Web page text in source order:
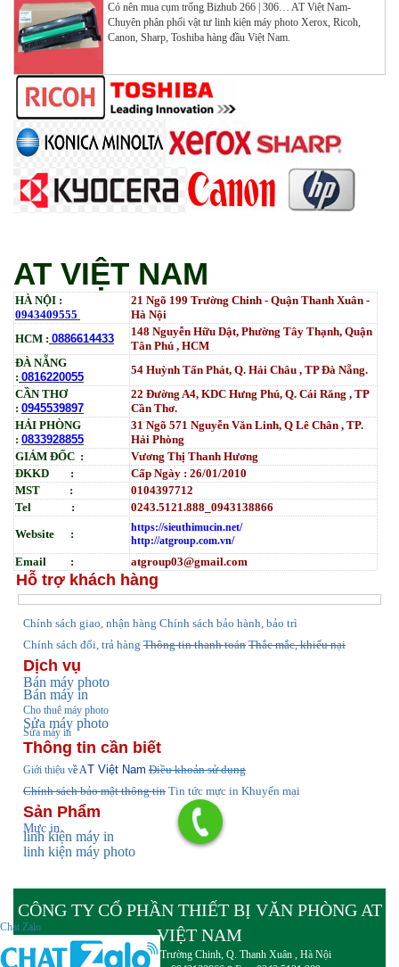
Máy in Đa chức năng G&G GM3310DW in , scan ,
Copy , Wifi , Lan
Tham Khảo
Mực ống Ricoh MP 3554 _MP 2554 | 2555 | 3054 |
3554 | 3055 | 3555 | 4054 | 5054 | 6054 | 4055 | 5055 |
6055 | IM 2500 | IM 3000 | IM 3500 | IM 4000 | IM
5000 | IM 6000_ MP3554_700G_BIASDO
Mực in HP LaserJet Enterprise M610dn | M611dn |
Có nên mua cụm trống Bizhub 266 | 306… AT Việt Nam-
Chuyên phân phối vật tư linh kiện máy photo Xerox, Ricoh,
Canon, Sharp, Toshiba hàng đầu Việt Nam.
AT VIỆT NAM
HÀ NỘI :
0943409555
21 Ngõ 199 Trường Chinh - Quận Thanh Xuân -
Hà Nội
HCM : 0886614433
148 Nguyễn Hữu Dật, Phường Tây Thạnh, Quận
Tân Phú , HCM
ĐÀ NẴNG
: 0816220055
54 Huỳnh Tấn Phát, Q. Hải Châu , TP Đà Nẵng.
CẦN THƠ
: 0945539897
22 Đường A4, KDC Hưng Phú, Q. Cái Răng , TP
Cần Thơ.
HẢI PHÒNG
: 0833928855
31 Ngõ 571 Nguyễn Văn Linh, Q Lê Chân , TP.
Hải Phòng
GIÁM ĐỐC :
Vương Thị Thanh Hương
ĐKKD :
Cấp Ngày : 26/01/2010
MST :
0104397712
Tel :
0243.5121.888_0943138866
Website :
https://sieuthimucin.net/
http://atgroup.com.vn/
Email : atgroup03@gmail.com
Hỗ trợ khách hàng
Chính sách giao, nhận hàng Chính sách bảo hành, bảo trì
Chính sách đổi, trả hàng Thông tin thanh toán Thắc mắc, khiếu nại
Dịch vụ
Bán máy photo
Bán máy in
Cho thuê máy photo
Sửa máy photo
Sửa máy in
Thông tin cần biết
Giới thiệu về AT Việt Nam Điều khoản sử dụng
Chính sách bảo mật thông tin Tin tức mực in Khuyến mại
Sản Phẩm
Mực in
linh kiện máy in
linh kiện máy photo
CÔNG TY CỔ PHẦN THIẾT BỊ VĂN PHÒNG AT
VIỆT NAM
Đ/c : Số nhà 21 Ngõ 199 Trường Chinh, Q. Thanh Xuân , Hà Nội
Chat Zalo